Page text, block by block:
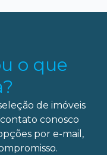
o que
de imóveis
conosco
por e-mail,